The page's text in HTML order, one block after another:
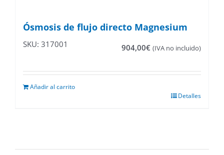
Ósmosis de flujo directo Magnesium
SKU: 317001 904,00€ (IVA no incluido)
Añadir al carrito
Detalles